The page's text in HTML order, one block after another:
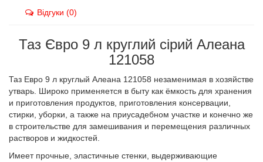
Відгуки (0)
Таз Євро 9 л круглий сірий Алеана
121058
Таз Евро 9 л круглый Алеана 121058 незаменимая в хозяйстве
утварь. Широко применяется в быту как ёмкость для хранения
и приготовления продуктов, приготовления консервации,
стирки, уборки, а также на приусадебном участке и конечно же
в строительстве для замешивания и перемещения различных
растворов и жидкостей.
Имеет прочные, эластичные стенки, выдерживающие